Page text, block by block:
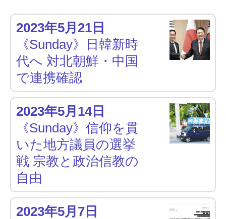
2023年5月21日
《Sunday》日韓新時
代へ 対北朝鮮・中国
で連携確認
2023年5月14日
《Sunday》信仰を貫
いた地方議員の選挙
戦 宗教と政治信教の
自由
2023年5月7日